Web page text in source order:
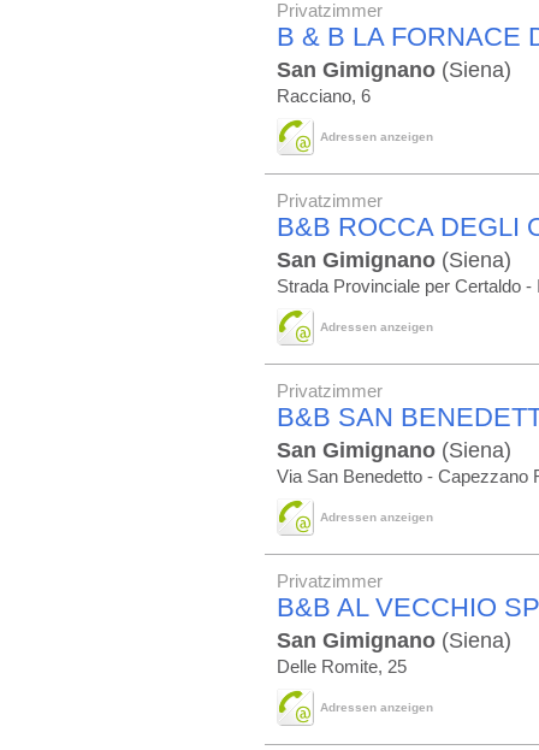
Privatzimmer
B & B LA FORNACE
San Gimignano (Siena)
Racciano, 6
Adressen anzeigen
Privatzimmer
B&B ROCCA DEGLI
San Gimignano (Siena)
Strada Provinciale per Certaldo -
Adressen anzeigen
Privatzimmer
B&B SAN
San Gimignano (Siena)
Via San Benedetto - Capezzano
Adressen anzeigen
Privatzimmer
B&B AL VECCHIO
San Gimignano (Siena)
Delle Romite, 25
Adressen anzeigen